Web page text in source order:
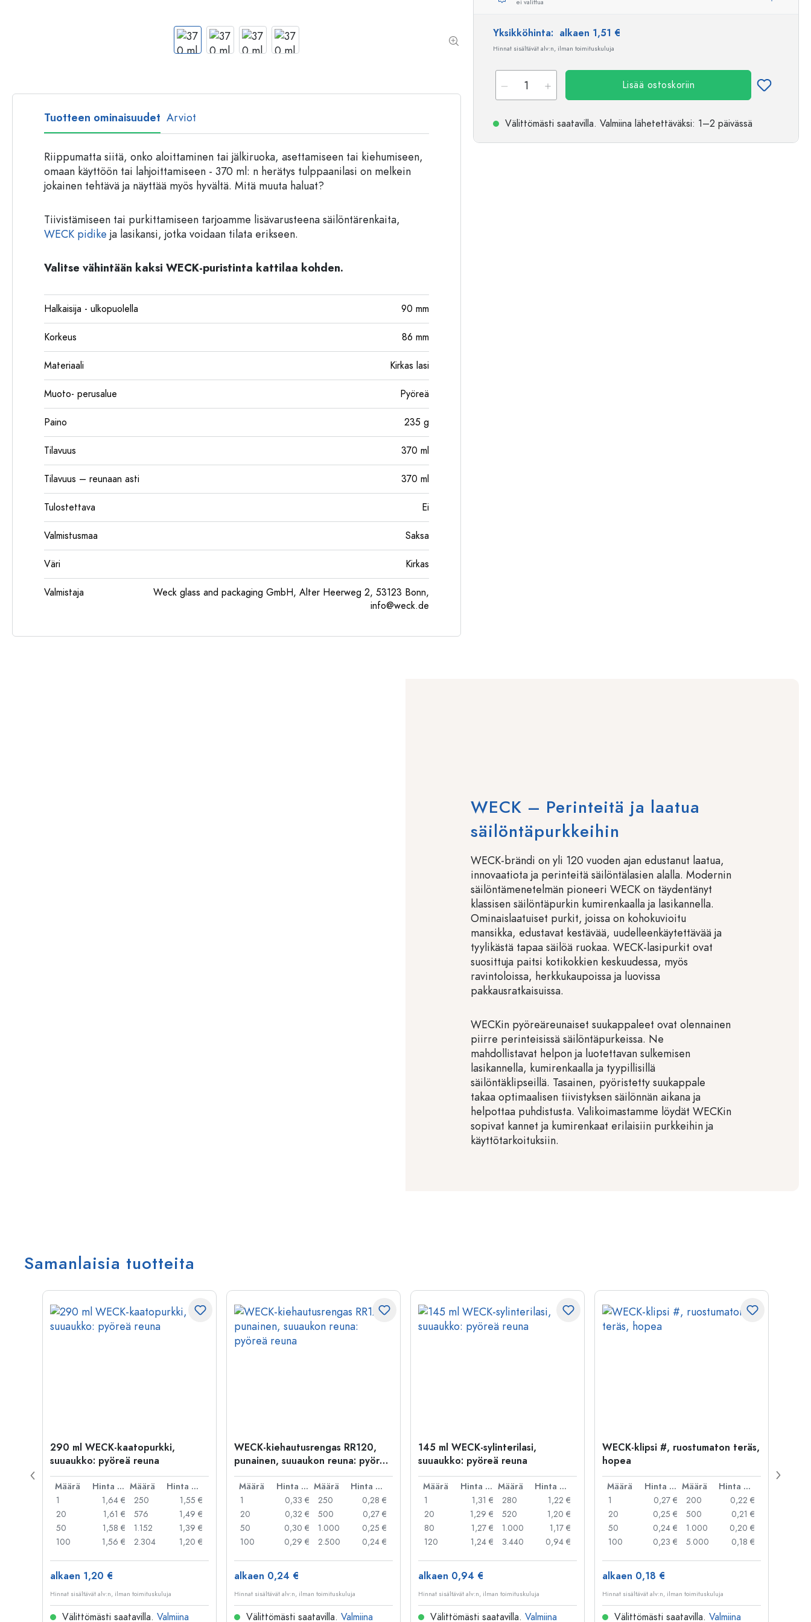
ei valittua
Yksikköhinta: alkaen 1,51 €
Hinnat sisältävät alv:n, ilman toimituskuluja
Lisää ostoskoriin
Välittömästi saatavilla. Valmiina lähetettäväksi: 1–2 päivässä
Tuotteen ominaisuudet Arviot
Riippumatta siitä, onko aloittaminen tai jälkiruoka, asettamiseen tai kiehumiseen,
omaan käyttöön tai lahjoittamiseen - 370 ml: n herätys tulppaanilasi on melkein
jokainen tehtävä ja näyttää myös hyvältä. Mitä muuta haluat?
Tiivistämiseen tai purkittamiseen tarjoamme lisävarusteena säilöntärenkaita,
WECK pidike ja lasikansi, jotka voidaan tilata erikseen.
Valitse vähintään kaksi WECK-puristinta kattilaa kohden.
Halkaisija - ulkopuolella 90 mm
Korkeus 86 mm
Materiaali Kirkas lasi
Muoto- perusalue Pyöreä
Paino 235 g
Tilavuus 370 ml
Tilavuus – reunaan asti 370 ml
Tulostettava Ei
Valmistusmaa Saksa
Väri Kirkas
Valmistaja
Weck glass and packaging GmbH, Alter Heerweg 2, 53123 Bonn,
info@weck.de
WECK – Perinteitä ja laatua
säilöntäpurkkeihin
WECK-brändi on yli 120 vuoden ajan edustanut laatua,
innovaatiota ja perinteitä säilöntälasien alalla. Modernin
säilöntämenetelmän pioneeri WECK on täydentänyt
klassisen säilöntäpurkin kumirenkaalla ja lasikannella.
Ominaislaatuiset purkit, joissa on kohokuvioitu
mansikka, edustavat kestävää, uudelleenkäytettävää ja
tyylikästä tapaa säilöä ruokaa. WECK-lasipurkit ovat
suosittuja paitsi kotikokkien keskuudessa, myös
ravintoloissa, herkkukaupoissa ja luovissa
pakkausratkaisuissa.
WECKin pyöreäreunaiset suukappaleet ovat olennainen
piirre perinteisissä säilöntäpurkeissa. Ne
mahdollistavat helpon ja luotettavan sulkemisen
lasikannella, kumirenkaalla ja tyypillisillä
säilöntäklipseillä. Tasainen, pyöristetty suukappale
takaa optimaalisen tiivistyksen säilönnän aikana ja
helpottaa puhdistusta. Valikoimastamme löydät WECKin
sopivat kannet ja kumirenkaat erilaisiin purkkeihin ja
käyttötarkoituksiin.
Samanlaisia tuotteita
290 ml WECK-kaatopurkki,
suuaukko: pyöreä reuna
Määrä Hinta per kpl Määrä
Hinta per kpl
1
1,64 €
20
1,61 €
50
1,58 €
100
1,56 €
250
1,55 €
576
1,49 €
1.152
1,39 €
2.304
1,20 €
alkaen 1,20 €
Hinnat sisältävät alv:n, ilman toimituskuluja
Välittömästi saatavilla. Valmiina
WECK-kiehautusrengas RR120,
punainen, suuaukon reuna: pyöreä
reuna
Määrä Hinta per kpl Määrä
Hinta per kpl
1
0,33 €
20
0,32 €
50
0,30 €
100
0,29 €
250
0,28 €
500
0,27 €
1.000
0,25 €
2.500
0,24 €
alkaen 0,24 €
Hinnat sisältävät alv:n, ilman toimituskuluja
Välittömästi saatavilla. Valmiina
145 ml WECK-sylinterilasi,
suuaukko: pyöreä reuna
Määrä Hinta per kpl Määrä
Hinta per kpl
1
1,31 €
20
1,29 €
80
1,27 €
120
1,24 €
280
1,22 €
520
1,20 €
1.000
1,17 €
3.440
0,94 €
alkaen 0,94 €
Hinnat sisältävät alv:n, ilman toimituskuluja
Välittömästi saatavilla. Valmiina
WECK-klipsi #, ruostumaton teräs,
hopea
Määrä Hinta per kpl Määrä
Hinta per kpl
1
0,27 €
20
0,25 €
50
0,24 €
100
0,23 €
200
0,22 €
500
0,21 €
1.000
0,20 €
5.000
0,18 €
alkaen 0,18 €
Hinnat sisältävät alv:n, ilman toimituskuluja
Välittömästi saatavilla. Valmiina